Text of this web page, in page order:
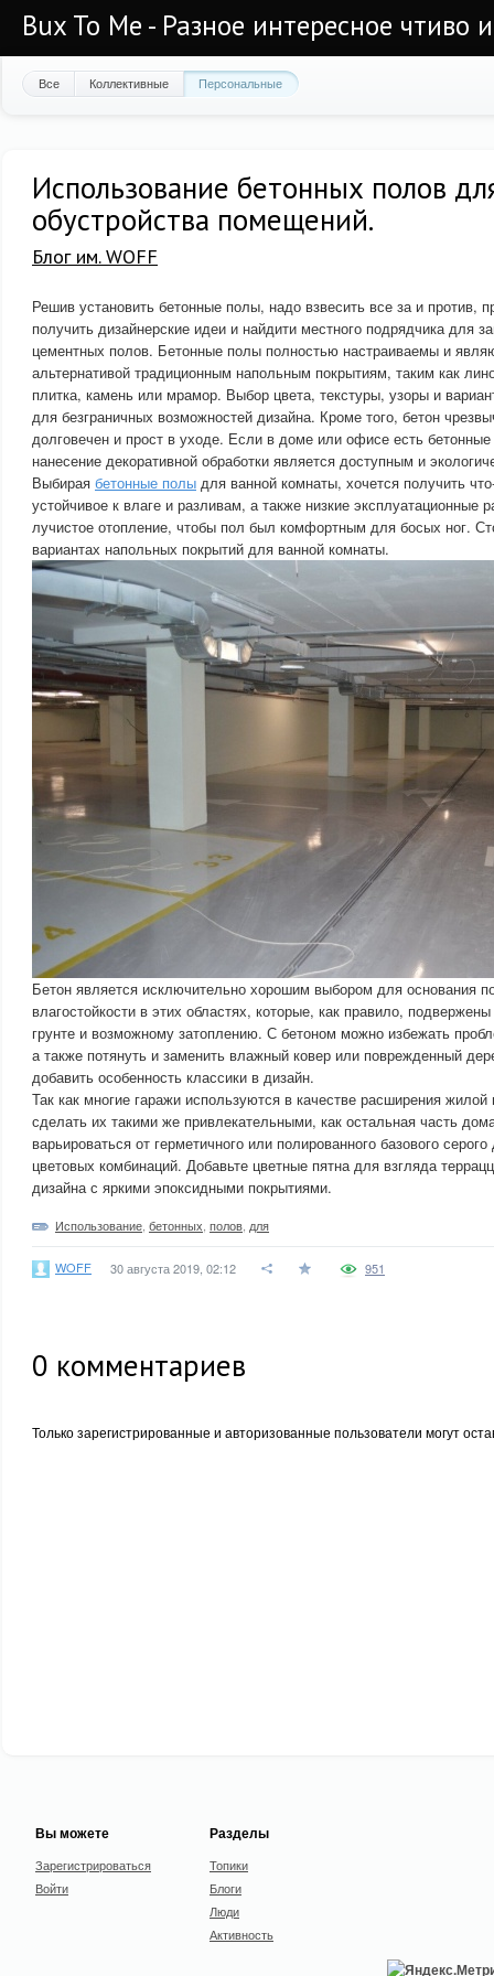
Bux To Me - Разное интересное чтиво
Все Коллективные Персональные
Использование бетонных полов
обустройства помещений.
Блог им. WOFF
Решив установить бетонные полы, надо взвесить все за и против,
получить дизайнерские идеи и найдити местного подрядчика для
цементных полов. Бетонные полы полностью настраиваемы и
альтернативой традиционным напольным покрытиям, таким как
плитка, камень или мрамор. Выбор цвета, текстуры, узоры и
для безграничных возможностей дизайна. Кроме того, бетон
долговечен и прост в уходе. Если в доме или офисе есть
нанесение декоративной обработки является доступным и
Выбирая бетонные полы для ванной комнаты, хочется получить
устойчивое к влаге и разливам, а также низкие эксплуатационные
лучистое отопление, чтобы пол был комфортным для босых ног.
вариантах напольных покрытий для ванной комнаты.
Бетон является исключительно хорошим выбором для основания
влагостойкости в этих областях, которые, как правило,
грунте и возможному затоплению. С бетоном можно избежать
а также потянуть и заменить влажный ковер или поврежденный
добавить особенность классики в дизайн.
Так как многие гаражи используются в качестве расширения
сделать их такими же привлекательными, как остальная часть
варьироваться от герметичного или полированного базового
цветовых комбинаций. Добавьте цветные пятна для взгляда
дизайна с яркими эпоксидными покрытиями.
Использование бетонных полов для
WOFF 30 августа 2019, 02:12 951
0 комментариев
Только зарегистрированные и авторизованные пользователи могут
Вы можете
Зарегистрироваться
Войти
Разделы
Топики
Блоги
Люди
Активность